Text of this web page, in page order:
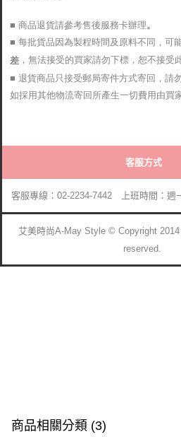
■ 商品退貨請參考售後服務卡辦理。
■ 每批貨品因為製程時間及原料不同，可
差 ，無法接受的買家請勿下標，恕不接受
■ 退貨商品只接受郵局寄件方式寄回，請
如採用其他物流寄回所產生一切費用由買
客服方式
客服專線：02-2234-7442 上班時間：週
艾美時尚A-May Style © Copyright
reserved.
商品相關分類 (3)